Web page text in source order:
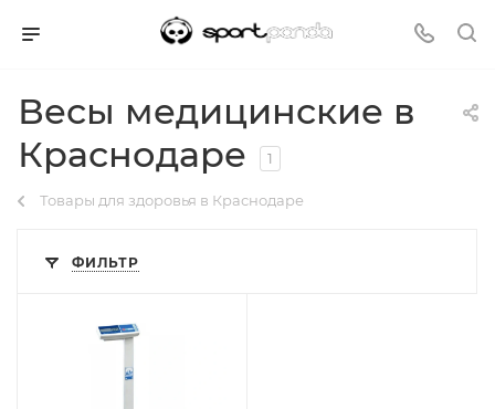
Весы медицинские в
Краснодаре
1
Товары для здоровья в Краснодаре
ФИЛЬТР